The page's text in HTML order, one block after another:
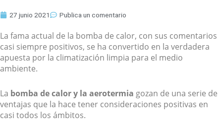
27 junio 2021 Publica un comentario
La fama actual de la bomba de calor, con sus comentarios
casi siempre positivos, se ha convertido en la verdadera
apuesta por la climatización limpia para el medio
ambiente.
La bomba de calor y la aerotermia gozan de una serie de
ventajas que la hace tener consideraciones positivas en
casi todos los ámbitos.